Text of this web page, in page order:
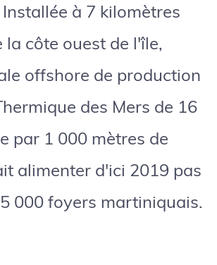
à 7 kilomètres
la côte ouest de l'île,
offshore de production
des Mers de 16
par 1 000 mètres de
alimenter d'ici 2019 pas
000 foyers martiniquais.